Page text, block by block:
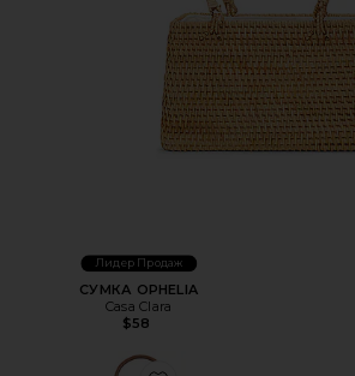
Лидер Продаж
СУМКА OPHELIA
Casa Clara
$58